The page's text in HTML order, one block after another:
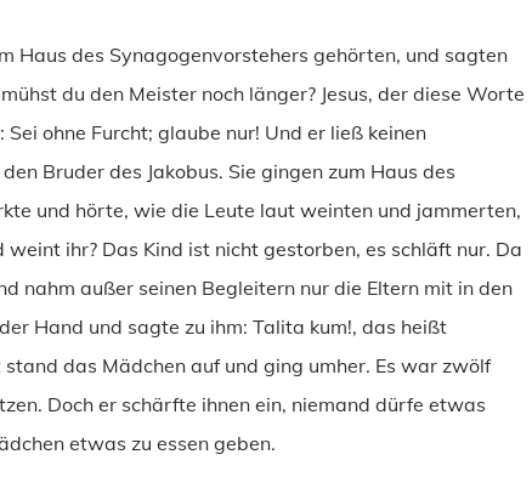
Haus des Synagogenvorstehers gehörten, und sagten
du den Meister noch länger? Jesus, der diese Worte
ohne Furcht; glaube nur! Und er ließ keinen
Bruder des Jakobus. Sie gingen zum Haus des
und hörte, wie die Leute laut weinten und jammerten,
ihr? Das Kind ist nicht gestorben, es schläft nur. Da
nahm außer seinen Begleitern nur die Eltern mit in den
Hand und sagte zu ihm: Talita kum!, das heißt
das Mädchen auf und ging umher. Es war zwölf
Doch er schärfte ihnen ein, niemand dürfe etwas
etwas zu essen geben.